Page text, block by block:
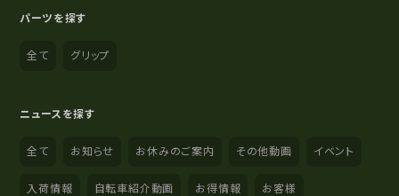
パーツを探す
全て グリップ
ニュースを探す
全て お知らせ お休みのご案内 その他動画 イベント
入荷情報 自転車紹介動画 お得情報 お客様